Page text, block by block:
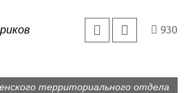
930
территориального отдела